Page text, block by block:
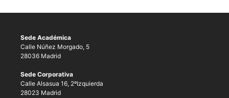
Sede Académica
Calle Núñez Morgado, 5
28036 Madrid
Sede Corporativa
Calle Alsasua 16, 2ºIzquierda
28023 Madrid